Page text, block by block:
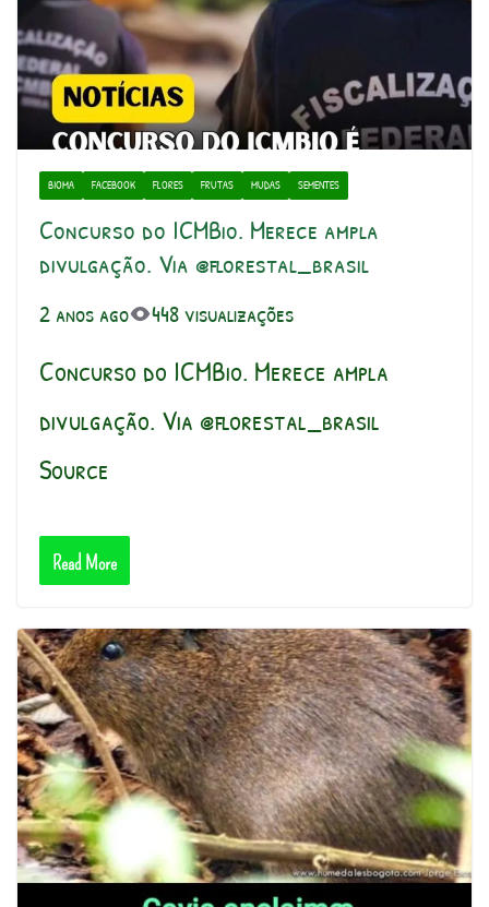
BIOMA FACEBOOK FLORES FRUTAS MUDAS SEMENTES
Concurso do ICMBio. Merece ampla
divulgação. Via @florestal_brasil
2 anos ago 448 visualizações
Concurso do ICMBio. Merece ampla
divulgação. Via @florestal_brasil
Source
Read More